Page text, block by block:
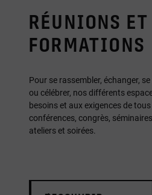
RÉUNIONS ET
FORMATIONS
Pour se rassembler, échanger,
ou célébrer, nos différents
besoins et aux exigences de
conférences, congrès,
ateliers et soirées.